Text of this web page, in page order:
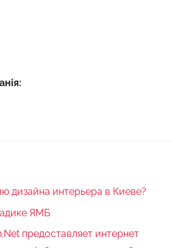
дизайна интерьера в Киеве?
ЯМБ
предоставляет интернет